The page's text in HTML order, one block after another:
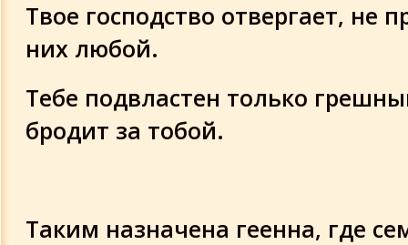
Твое господство отвергает, не
них любой.
Тебе подвластен только
бродит за тобой.
Таким назначена геенна, где